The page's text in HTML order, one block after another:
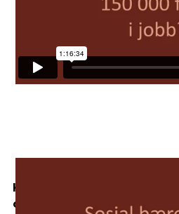
Hvordan skaper vi sosial
offentlige anskaffelser?